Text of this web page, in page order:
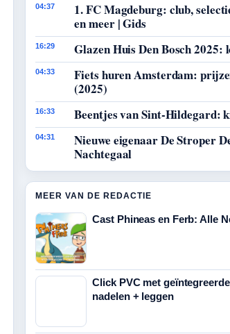
04:37
1. FC Magdeburg: club,
en meer | Gids
16:29 Glazen Huis Den Bosch 2025:
04:33
Fiets huren Amsterdam:
(2025)
16:33 Beentjes van Sint-Hildegard:
04:31
Nieuwe eigenaar De Stroper
Nachtegaal
MEER VAN DE REDACTIE
Cast Phineas en Ferb: Alle
Click PVC met
nadelen + leggen